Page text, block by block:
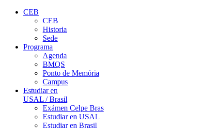
CEB
CEB
Historia
Sede
Programa
Agenda
BMQS
Ponto de Memória
Campus
Estudiar en
USAL / Brasil
Exámen Celpe Bras
Estudiar en USAL
Estudiar en Brasil